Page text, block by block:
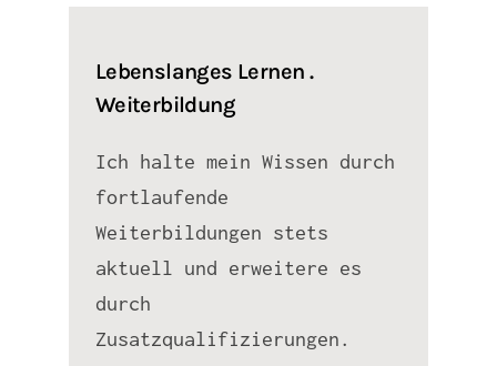
Lebenslanges Lernen .
Weiterbildung
Ich halte mein Wissen durch
fortlaufende
Weiterbildungen stets
aktuell und erweitere es
durch
Zusatzqualifizierungen.